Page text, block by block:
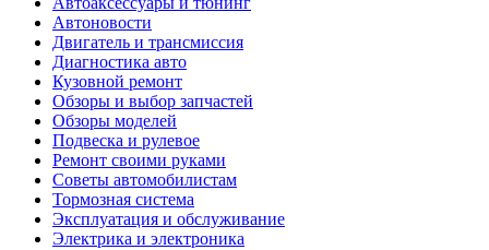
Автоновости
Двигатель и трансмиссия
Диагностика авто
Кузовной ремонт
Обзоры и выбор запчастей
Обзоры моделей
Подвеска и рулевое
Ремонт своими руками
Советы автомобилистам
Тормозная система
Эксплуатация и обслуживание
Электрика и электроника